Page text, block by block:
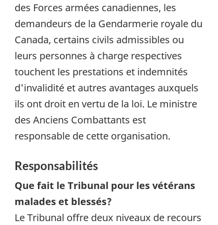
des Forces armées canadiennes, les
demandeurs de la Gendarmerie royale du
Canada, certains civils admissibles ou
leurs personnes à charge respectives
touchent les prestations et indemnités
d'invalidité et autres avantages auxquels
ils ont droit en vertu de la loi. Le ministre
des Anciens Combattants est
responsable de cette organisation.
Responsabilités
Que fait le Tribunal pour les vétérans
malades et blessés?
Le Tribunal offre deux niveaux de recours